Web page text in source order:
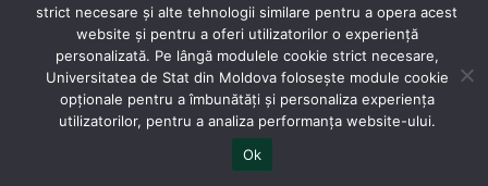
Oficiul Programare Web al USM®
strict necesare și alte tehnologii similare pentru a opera acest
website și pentru a oferi utilizatorilor o experiență
personalizată. Pe lângă modulele cookie strict necesare,
Universitatea de Stat din Moldova folosește module cookie
opționale pentru a îmbunătăți și personaliza experiența
utilizatorilor, pentru a analiza performanța website-ului.
Ok